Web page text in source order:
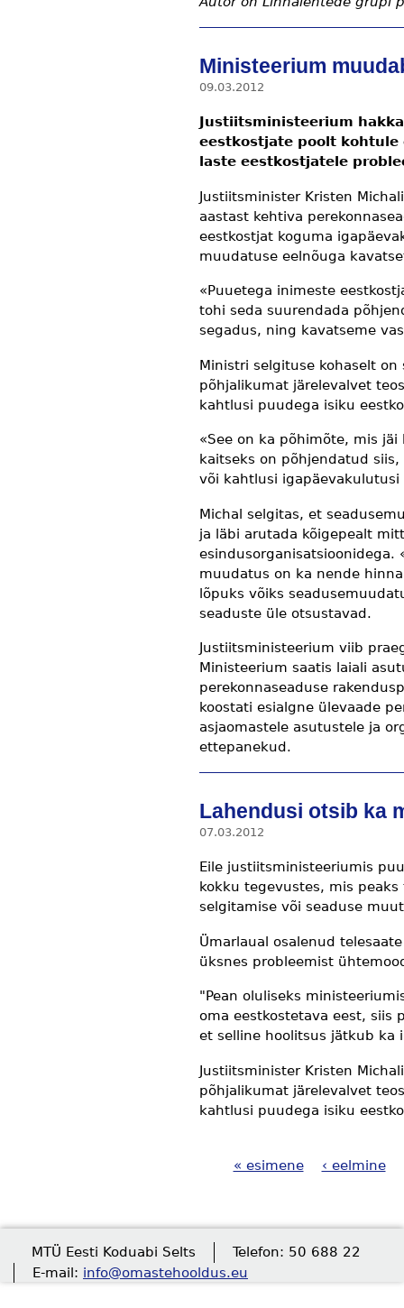
Ministeerium
09.03.2012
Justiitsministeerium
eestkostjate poolt kohtule
laste eestkostjatele
Justiitsminister Kristen
aastast kehtiva
eestkostjat koguma
muudatuse eelnõuga
«Puuetega inimeste
tohi seda suurendada
segadus, ning kavatseme
Ministri selgituse kohaselt
põhjalikumat järelevalvet
kahtlusi puudega isiku
«See on ka põhimõte, mis
kaitseks on põhjendatud
või kahtlusi
Michal selgitas, et
ja läbi arutada kõigepealt
esindusorganisatsioonidega.
muudatus on ka nende
lõpuks võiks
seaduste üle otsustavad.
Justiitsministeerium viib
Ministeerium saatis laiali
perekonnaseaduse
koostati esialgne ülevaade
asjaomastele asutustele ja
ettepanekud.
Lahendusi otsib ka
07.03.2012
Eile justiitsministeeriumis
kokku tegevustes, mis
selgitamise või seaduse
Ümarlaual osalenud
üksnes probleemist
"Pean oluliseks
oma eestkostetava eest, siis
et selline hoolitsus jätkub ka
Justiitsminister Kristen
põhjalikumat järelevalvet
kahtlusi puudega isiku
Lehed« esimene ‹ eelmine
MTÜ Eesti Koduabi Selts
Telefon: 50 688 22
E-mail: info@omastehooldus.eu